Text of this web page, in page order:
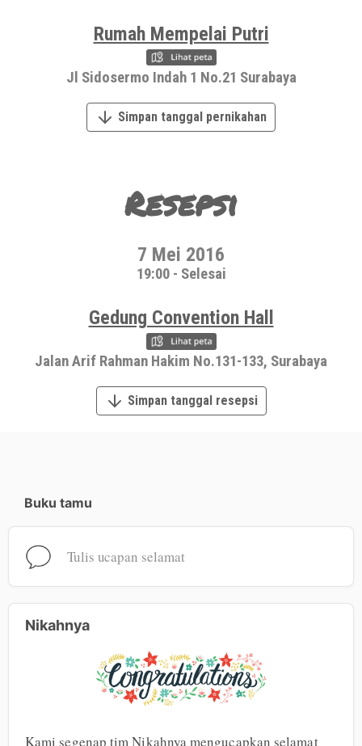
Rumah Mempelai Putri
Jl Sidosermo Indah 1 No.21 Surabaya
Simpan tanggal pernikahan
Resepsi
7 Mei 2016
19:00 - Selesai
Gedung Convention Hall
Jalan Arif Rahman Hakim No.131-133, Surabaya
Simpan tanggal resepsi
Buku tamu
Tulis ucapan selamat
Nikahnya
Kami segenap tim Nikahnya mengucapkan selamat